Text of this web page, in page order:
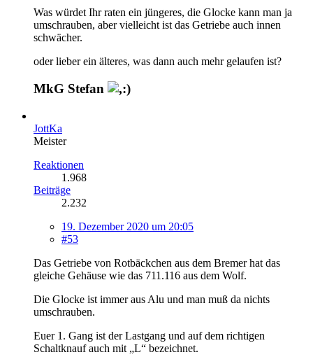
Was würdet Ihr raten ein jüngeres, die Glocke kann man ja
umschrauben, aber vielleicht ist das Getriebe auch innen
schwächer.
oder lieber ein älteres, was dann auch mehr gelaufen ist?
MkG Stefan
JottKa
Meister
Reaktionen
1.968
Beiträge
2.232
19. Dezember 2020 um 20:05
#53
Das Getriebe von Rotbäckchen aus dem Bremer hat das
gleiche Gehäuse wie das 711.116 aus dem Wolf.
Die Glocke ist immer aus Alu und man muß da nichts
umschrauben.
Euer 1. Gang ist der Lastgang und auf dem richtigen
Schaltknauf auch mit „L“ bezeichnet.